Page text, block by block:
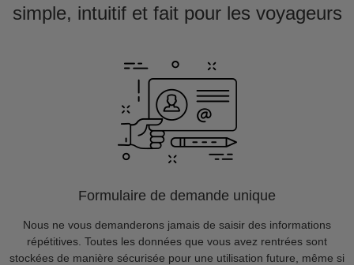
simple, intuitif et fait pour les voyageurs
Formulaire de demande unique
Nous ne vous demanderons jamais de saisir des informations
répétitives. Toutes les données que vous avez rentrées sont
stockées de manière sécurisée pour une utilisation future, même si